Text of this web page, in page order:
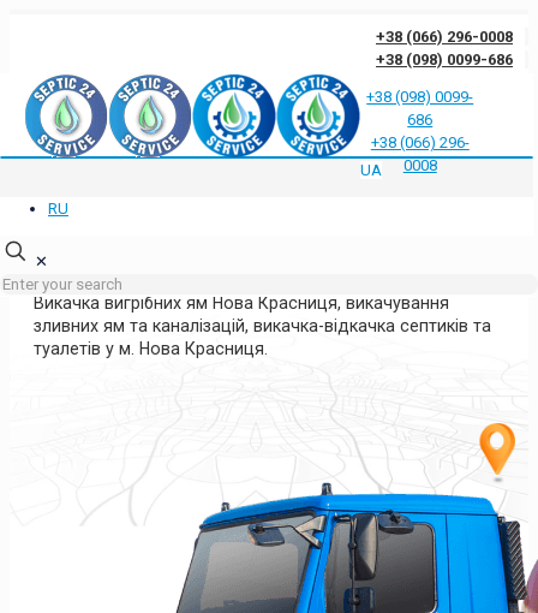
+38 (066) 296-0008
+38 (098) 0099-686
Відгуки клієнтів про нас Відповіді на часті запитання Блог
Контакти
Політика конфіденційності
+38 (098) 0099-
686
+38 (066) 296-
0008
UA
RU
✕
ВИКАЧКА ЯМ НОВА КРАСНИЦЯ
КИЇВСЬКА ОБЛАСТЬ
Викачка вигрібних ям Нова Красниця, викачування
зливних ям та каналізацій, викачка-відкачка септиків та
туалетів у м. Нова Красниця.